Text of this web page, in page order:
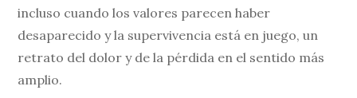
incluso cuando los valores parecen haber
desaparecido y la supervivencia está en juego, un
retrato del dolor y de la pérdida en el sentido más
amplio.